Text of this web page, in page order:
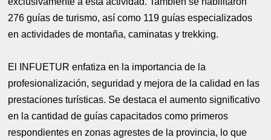
276 guías de turismo, así como 119 guías especializados
en actividades de montaña, caminatas y trekking.
El INFUETUR enfatiza en la importancia de la
profesionalización, seguridad y mejora de la calidad en las
prestaciones turísticas. Se destaca el aumento significativo
en la cantidad de guías capacitados como primeros
respondientes en zonas agrestes de la provincia, lo que